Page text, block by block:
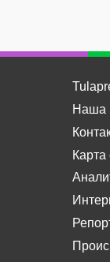
Наша
Карта